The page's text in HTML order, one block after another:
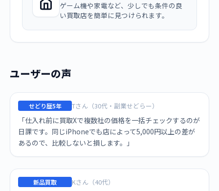
ゲーム機や家電など、少しでも条件の良
い買取店を簡単に見つけられます。
ユーザーの声
せどり歴5年 Tさん（30代・副業せどらー）
「仕入れ前に買取Xで複数社の価格を一括チェックするのが
日課です。同じiPhoneでも店によって5,000円以上の差が
あるので、比較しないと損します。」
新品買取 Kさん（40代）